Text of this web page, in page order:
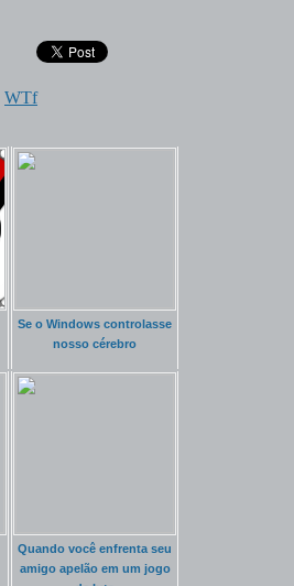
WTf
Se o Windows controlasse
nosso cérebro
Quando você enfrenta seu
amigo apelão em um jogo